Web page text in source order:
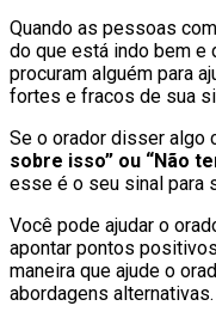
Quando as pessoas
do que está indo bem e
procuram alguém para
fortes e fracos de sua
Se o orador disser algo
sobre isso” ou “Não
esse é o seu sinal para
Você pode ajudar o
apontar pontos
maneira que ajude o
abordagens alternativas.